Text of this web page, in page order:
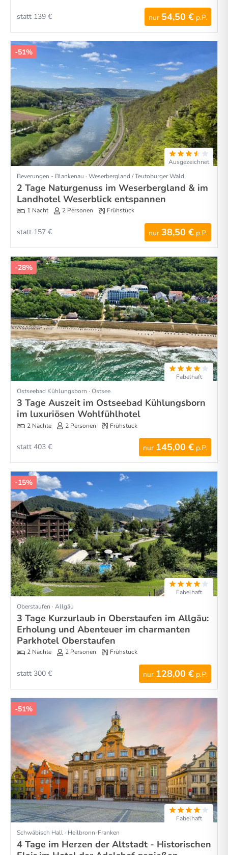
nur 54,50 € p.P.
statt 139 €
-51%
Ausgezeichnet
Beverungen - Blankenau · Weserbergland / Teutoburger Wald
2 Tage Naturgenuss im Weserbergland & im
Landhotel Weserblick entspannen
1 Nacht 2 Personen Frühstück
nur 38,50 € p.P.
statt 157 €
-28%
Fabelhaft
Ostseebad Kühlungsborn · Ostsee
3 Tage Auszeit im Ostseebad Kühlungsborn
im luxuriösen Wohlfühlhotel
2 Nächte 2 Personen Frühstück
nur 145,00 € p.P.
statt 403 €
-15%
Fabelhaft
Oberstaufen · Allgäu
3 Tage Kurzurlaub in Oberstaufen im Allgäu:
Erholung und Abenteuer im charmanten
Parkhotel Oberstaufen
2 Nächte 2 Personen Frühstück
nur 128,00 € p.P.
statt 300 €
-51%
Fabelhaft
Schwäbisch Hall · Heilbronn-Franken
4 Tage im Herzen der Altstadt - Historischen